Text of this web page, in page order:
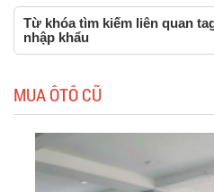
Từ khóa tìm kiếm liên quan
nhập khẩu
MUA ÔTÔ CŨ